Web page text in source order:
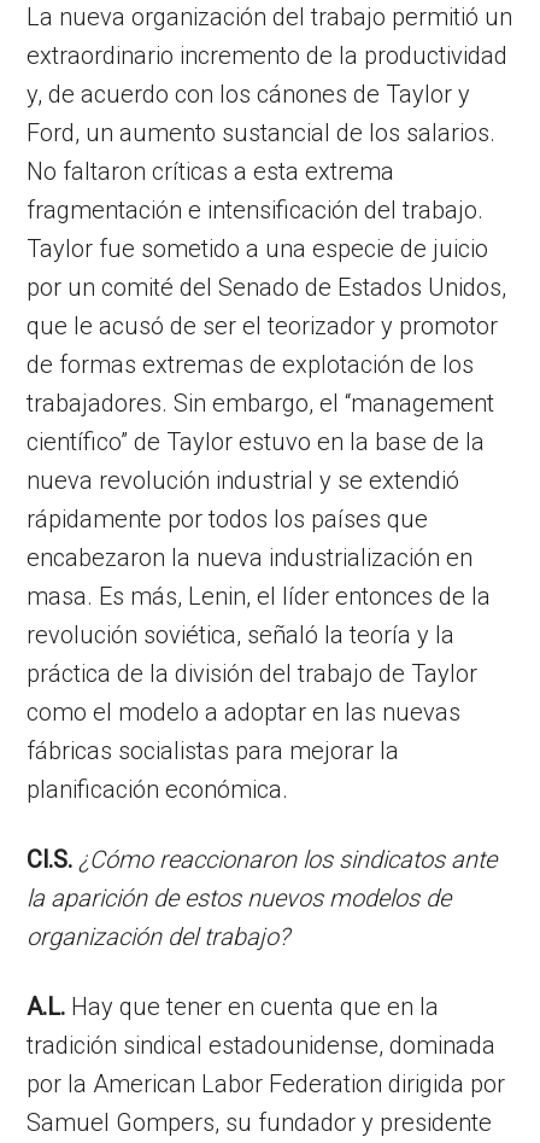
La nueva organización del trabajo permitió un
extraordinario incremento de la productividad
y, de acuerdo con los cánones de Taylor y
Ford, un aumento sustancial de los salarios.
No faltaron críticas a esta extrema
fragmentación e intensificación del trabajo.
Taylor fue sometido a una especie de juicio
por un comité del Senado de Estados Unidos,
que le acusó de ser el teorizador y promotor
de formas extremas de explotación de los
trabajadores. Sin embargo, el “management
científico” de Taylor estuvo en la base de la
nueva revolución industrial y se extendió
rápidamente por todos los países que
encabezaron la nueva industrialización en
masa. Es más, Lenin, el líder entonces de la
revolución soviética, señaló la teoría y la
práctica de la división del trabajo de Taylor
como el modelo a adoptar en las nuevas
fábricas socialistas para mejorar la
planificación económica.
Cl.S. ¿Cómo reaccionaron los sindicatos ante
la aparición de estos nuevos modelos de
organización del trabajo?
A.L. Hay que tener en cuenta que en la
tradición sindical estadounidense, dominada
por la American Labor Federation dirigida por
Samuel Gompers, su fundador y presidente